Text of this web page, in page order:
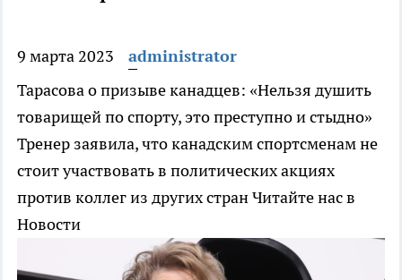
9 марта 2023
administrator
Тарасова о призыве канадцев: «Нельзя душить
товарищей по спорту, это преступно и стыдно»
Тренер заявила, что канадским спортсменам не
стоит участвовать в политических акциях
против коллег из других странЧитайте нас в
Новости